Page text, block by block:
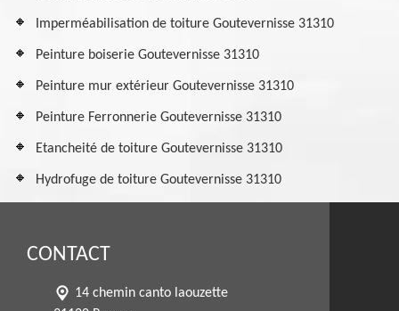
Imperméabilisation de toiture Goutevernisse 31310
Peinture boiserie Goutevernisse 31310
Peinture mur extérieur Goutevernisse 31310
Peinture Ferronnerie Goutevernisse 31310
Etancheité de toiture Goutevernisse 31310
Hydrofuge de toiture Goutevernisse 31310
CONTACT
14 chemin canto laouzette